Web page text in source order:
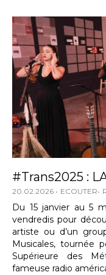
#Trans2025 :
20.02.2026 ECOUTER
Du 15 janvier au 5
vendredis pour
artiste ou d’un
Musicales, tournée
Supérieure des
fameuse radio